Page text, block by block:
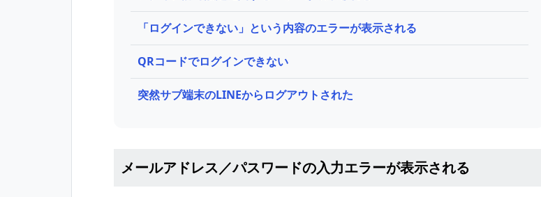
「ログインできない」という内容のエラーが表示される
QRコードでログインできない
突然サブ端末のLINEからログアウトされた
メールアドレス／パスワードの入力エラーが表示される